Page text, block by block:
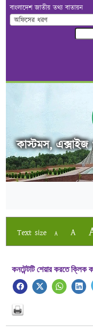
বাংলাদেশ জাতীয় তথ্য বাতায়ন
অফিসের ধরণ
কাস্টমস,
Text size A A
কনটেন্টটি শেয়ার করতে ক্লিক